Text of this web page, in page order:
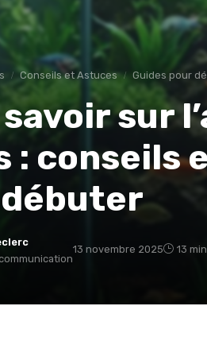
Conseils et Astuces Guides pour
sur
: conseils
13 novembre 2025 13